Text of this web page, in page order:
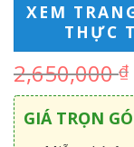
XEM
THỰC
2,650,000₫
GIÁ TRỌN